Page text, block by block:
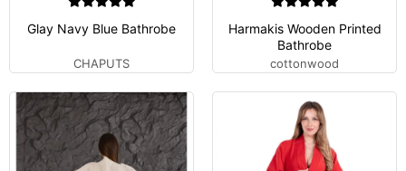
Glay Navy Blue Bathrobe
CHAPUTS
Harmakis Wooden Printed
Bathrobe
cottonwood